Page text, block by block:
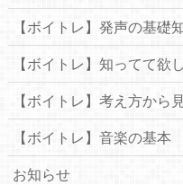
【ボイトレ】発声の基礎
【ボイトレ】知ってて欲
【ボイトレ】考え方から
【ボイトレ】音楽の基本
お知らせ